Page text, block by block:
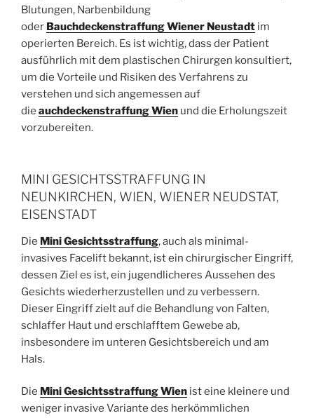
Blutungen, Narbenbildung
oder Bauchdeckenstraffung Wiener Neustadt im
operierten Bereich. Es ist wichtig, dass der Patient
ausführlich mit dem plastischen Chirurgen konsultiert,
um die Vorteile und Risiken des Verfahrens zu
verstehen und sich angemessen auf
die auchdeckenstraffung Wien und die Erholungszeit
vorzubereiten.
MINI GESICHTSSTRAFFUNG IN
NEUNKIRCHEN, WIEN, WIENER NEUDSTAT,
EISENSTADT
Die Mini Gesichtsstraffung, auch als minimal-
invasives Facelift bekannt, ist ein chirurgischer Eingriff,
dessen Ziel es ist, ein jugendlicheres Aussehen des
Gesichts wiederherzustellen und zu verbessern.
Dieser Eingriff zielt auf die Behandlung von Falten,
schlaffer Haut und erschlafftem Gewebe ab,
insbesondere im unteren Gesichtsbereich und am
Hals.
Die Mini Gesichtsstraffung Wien ist eine kleinere und
weniger invasive Variante des herkömmlichen